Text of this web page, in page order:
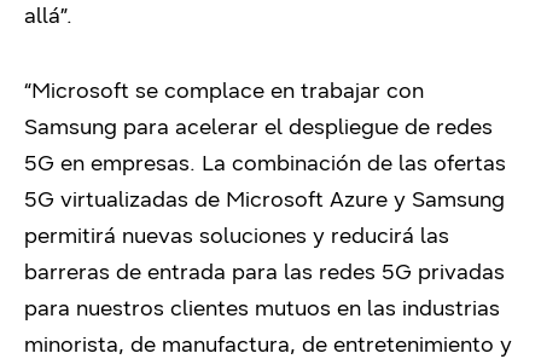
allá”.
“Microsoft se complace en trabajar con
Samsung para acelerar el despliegue de redes
5G en empresas. La combinación de las ofertas
5G virtualizadas de Microsoft Azure y Samsung
permitirá nuevas soluciones y reducirá las
barreras de entrada para las redes 5G privadas
para nuestros clientes mutuos en las industrias
minorista, de manufactura, de entretenimiento y